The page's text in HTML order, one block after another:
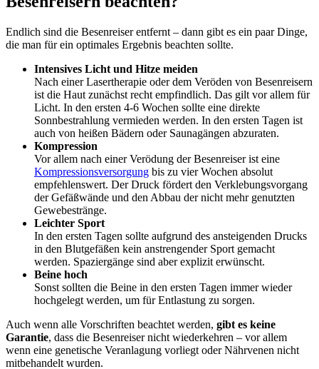
Endlich sind die Besenreiser entfernt – dann gibt es ein paar Dinge,
die man für ein optimales Ergebnis beachten sollte.
Intensives Licht und Hitze meiden
Nach einer Lasertherapie oder dem Veröden von Besenreisern
ist die Haut zunächst recht empfindlich. Das gilt vor allem für
Licht. In den ersten 4-6 Wochen sollte eine direkte
Sonnbestrahlung vermieden werden. In den ersten Tagen ist
auch von heißen Bädern oder Saunagängen abzuraten.
Kompression
Vor allem nach einer Verödung der Besenreiser ist eine
Kompressionsversorgung bis zu vier Wochen absolut
empfehlenswert. Der Druck fördert den Verklebungsvorgang
der Gefäßwände und den Abbau der nicht mehr genutzten
Gewebestränge.
Leichter Sport
In den ersten Tagen sollte aufgrund des ansteigenden Drucks
in den Blutgefäßen kein anstrengender Sport gemacht
werden. Spaziergänge sind aber explizit erwünscht.
Beine hoch
Sonst sollten die Beine in den ersten Tagen immer wieder
hochgelegt werden, um für Entlastung zu sorgen.
Auch wenn alle Vorschriften beachtet werden, gibt es keine
Garantie, dass die Besenreiser nicht wiederkehren – vor allem
wenn eine genetische Veranlagung vorliegt oder Nährvenen nicht
mitbehandelt wurden.